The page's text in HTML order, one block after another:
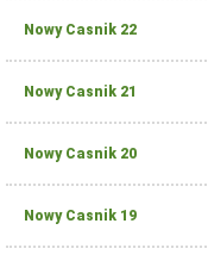
Nowy Casnik 22
Nowy Casnik 21
Nowy Casnik 20
Nowy Casnik 19